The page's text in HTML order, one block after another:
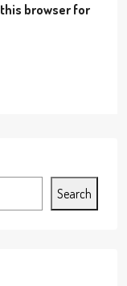
browser for
Search